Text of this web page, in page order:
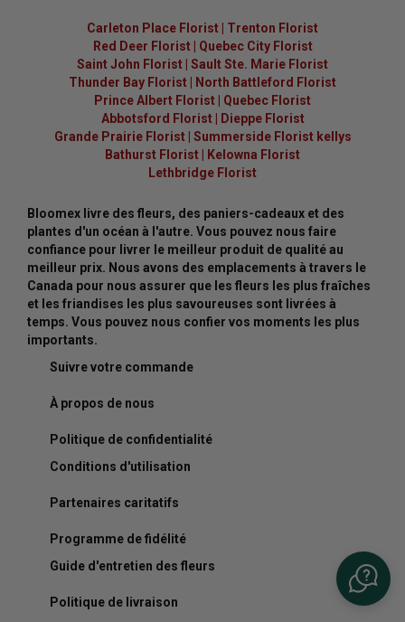
Carleton Place Florist
Trenton Florist
Red Deer Florist| Quebec City Florist
Saint John Florist Sault Ste. Marie Florist
Thunder Bay Florist
North Battleford Florist
Prince Albert Florist
Quebec Florist
Abbotsford Florist|
Dieppe Florist
Grande Prairie Florist| Summerside Florist kellys
Bathurst Florist
Kelowna Florist
Lethbridge Florist
Bloomex livre des fleurs, des paniers-cadeaux et des
plantes d'un océan à l'autre. Vous pouvez nous faire
confiance pour livrer le meilleur produit de qualité au
meilleur prix. Nous avons des emplacements à travers le
Canada pour nous assurer que les fleurs les plus fraîches
et les friandises les plus savoureuses sont livrées à
temps. Vous pouvez nous confier vos moments les plus
importants.
Suivre votre commande
À propos de nous
Politique de confidentialité
Conditions d'utilisation
Partenaires caritatifs
Programme de fidélité
Guide d'entretien des fleurs
Politique de livraison